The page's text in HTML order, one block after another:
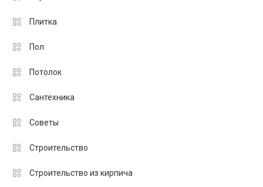
Плитка
Пол
Потолок
Сантехника
Советы
Строительство
Строительство из кирпича